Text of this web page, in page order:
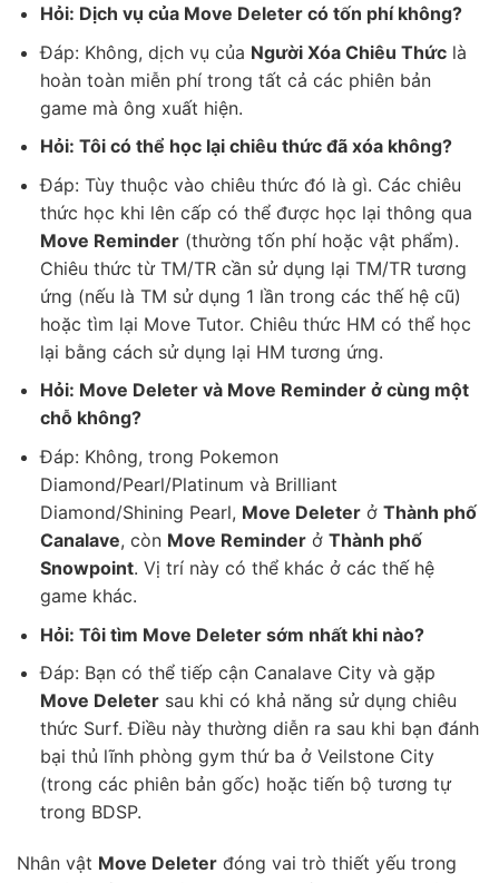
Hỏi: Dịch vụ của Move Deleter có tốn phí không?
Đáp: Không, dịch vụ của Người Xóa Chiêu Thứclà
hoàn toàn miễn phí trong tất cả các phiên bản
game mà ông xuất hiện.
Hỏi: Tôi có thể học lại chiêu thức đã xóa không?
Đáp: Tùy thuộc vào chiêu thức đó là gì. Các chiêu
thức học khi lên cấp có thể được học lại thông qua
Move Reminder(thường tốn phí hoặc vật phẩm).
Chiêu thức từ TM/TR cần sử dụng lại TM/TR tương
ứng (nếu là TM sử dụng 1 lần trong các thế hệ cũ)
hoặc tìm lại Move Tutor. Chiêu thức HM có thể học
lại bằng cách sử dụng lại HM tương ứng.
Hỏi: Move Deleter và Move Reminder ở cùng một
chỗ không?
Đáp: Không, trong Pokemon
Diamond/Pearl/Platinum và Brilliant
Diamond/Shining Pearl, Move Deleterở Thành phố
Canalave, còn Move Reminderở Thành phố
Snowpoint. Vị trí này có thể khác ở các thế hệ
game khác.
Hỏi: Tôi tìm Move Deleter sớm nhất khi nào?
Đáp: Bạn có thể tiếp cận Canalave City và gặp
Move Deletersau khi có khả năng sử dụng chiêu
thức Surf. Điều này thường diễn ra sau khi bạn đánh
bại thủ lĩnh phòng gym thứ ba ở Veilstone City
(trong các phiên bản gốc) hoặc tiến bộ tương tự
trong BDSP.
Nhân vật Move Deleter đóng vai trò thiết yếu trong